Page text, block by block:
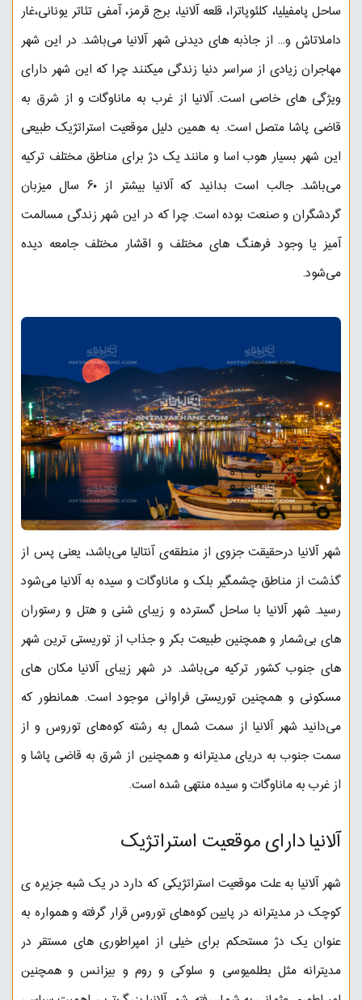
ساحل پامفیلیا، کلئوپاترا، قلعه آلانیا، برج قرمز، آمفی تئاتر یونانی،غار
داملاتاش و... از جاذبه های دیدنی شهر آلانیا می‌باشد. در این شهر
مهاجران زیادی از سراسر دنیا زندگی میکنند چرا که این شهر دارای
ویژگی های خاصی است. آلانیا از غرب به ماناوگات و از شرق به
قاضی پاشا متصل است. به همین دلیل موقعیت استراتژیک طبیعی
این شهر بسیار هوب اسا و مانند یک دژ برای مناطق مختلف ترکیه
می‌باشد. جالب است بدانید که آلانیا بیشتر از ۶۰ سال میزبان
گردشگران و صنعت بوده است. چرا که در این شهر زندگی مسالمت
آمیز یا وجود فرهنگ های مختلف و اقشار مختلف جامعه دیده
می‌شود.
شهر آلانیا درحقیقت جزوی از منطقه‌ی آنتالیا می‌باشد، یعنی پس از
گذشت از مناطق چشمگیر بلک و ماناوگات و سیده به آلانیا می‌شود
رسید. شهر آلانیا با ساحل گسترده و زیبای شنی و هتل و رستوران
های بی‌شمار و همچنین طبیعت بکر و جذاب از توریستی ترین شهر
های جنوب کشور ترکیه می‌باشد. در شهر زیبای آلانیا مکان های
مسکونی و همچنین توریستی فراوانی موجود است. همانطور که
می‌دانید شهر آلانیا از سمت شمال به رشته کوه‌های توروس و از
سمت جنوب به دریای مدیترانه و همچنین از شرق به قاضی پاشا و
از غرب به ماناوگات و سیده منتهی شده است.
آلانیا دارای موقعیت استراتژیک
شهر آلانیا به علت موقعیت استراتژیکی که دارد در یک شبه جزیره ی
کوچک در مدیترانه در پایین کوه‌های توروس قرار گرفته و همواره به
عنوان یک دژ مستحکم برای خیلی از امپراطوری های مستقر در
مدیترانه مثل بطلمیوسی و سلوکی و روم و بیزانس و همچنین